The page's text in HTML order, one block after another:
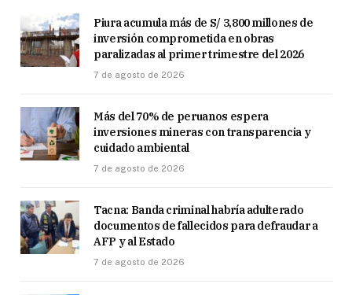
Piura acumula más de S/ 3,800 millones de
inversión comprometida en obras
paralizadas al primer trimestre del 2026
7 de agosto de 2026
Más del 70% de peruanos espera
inversiones mineras con transparencia y
cuidado ambiental
7 de agosto de 2026
Tacna: Banda criminal habría adulterado
documentos de fallecidos para defraudar a
AFP y al Estado
7 de agosto de 2026